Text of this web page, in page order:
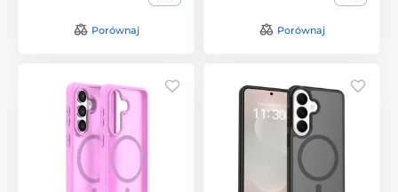
Porównaj Porównaj